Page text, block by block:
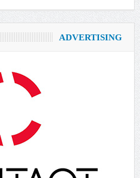
ADVERTISING